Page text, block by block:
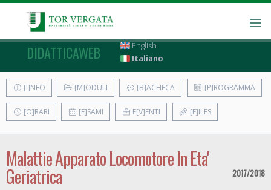
DIDATTICAWEB
English
Italiano
[I]NFO [M]ODULI [B]ACHECA [P]ROGRAMMA
[O]RARI [E]SAMI E[V]ENTI [F]ILES
Malattie Apparato Locomotore In Eta'
Geriatrica 2017/2018